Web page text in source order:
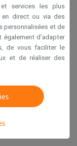
services les plus
en direct ou via des
personnalisées et de
d’adapter
de vous faciliter le
et de réaliser des